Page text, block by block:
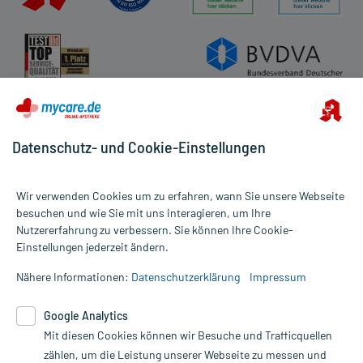
Alle Preise gelten inkl. MwSt., ggf. zzgl. Versandkosten
Informationen auf dieser Website werden ausschließlich für
die Untersuchung und Behandlung durch einen Arzt. Bitte
Therapien eingeleitet werden können. | Diese Webseite benutzt
Google Analytics. Lesen Sie bitte dazu die wichtigen Hinweise in
unserer Datenschutzerklärung. Für den Widerruf einer Bestellung
Datenschutz- und Cookie-Einstellungen
Wir verwenden Cookies um zu erfahren, wann Sie unsere Webseite
besuchen und wie Sie mit uns interagieren, um Ihre
Nutzererfahrung zu verbessern. Sie können Ihre Cookie-
Einstellungen jederzeit ändern.
Nähere Informationen: Datenschutzerklärung Impressum
Google Analytics
Mit diesen Cookies können wir Besuche und Trafficquellen
zählen, um die Leistung unserer Webseite zu messen und